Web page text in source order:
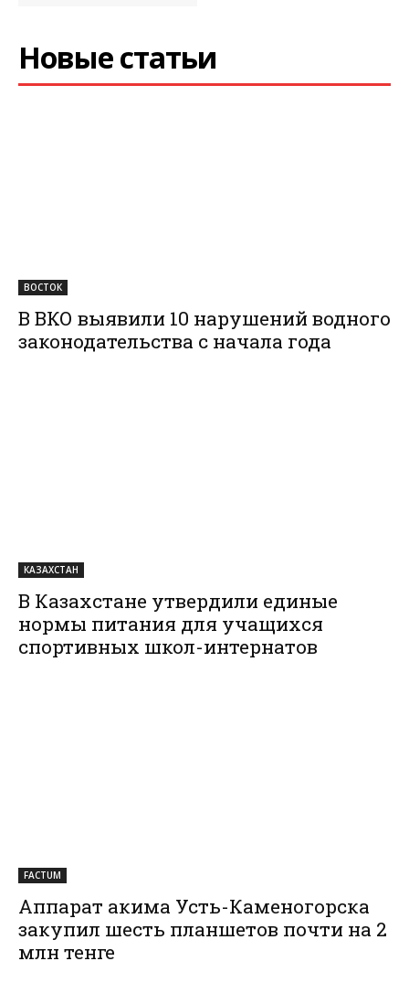
Новые статьи
ВОСТОК
В ВКО выявили 10 нарушений водного
законодательства с начала года
КАЗАХСТАН
В Казахстане утвердили единые
нормы питания для учащихся
спортивных школ-интернатов
FACTUM
Аппарат акима Усть-Каменогорска
закупил шесть планшетов почти на 2
млн тенге